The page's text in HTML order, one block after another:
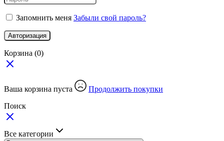
Запомнить меня Забыли свой пароль?
Авторизация
Корзина (0)
Ваша корзина пуста
Продолжить покупки
Поиск
Все категории